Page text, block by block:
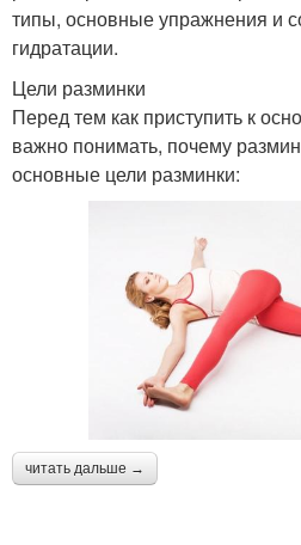
типы, основные упражнения и
гидратации.
Цели разминки
Перед тем как приступить к
важно понимать, почему
основные цели разминки:
читать дальше →